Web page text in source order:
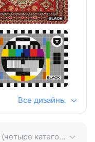
Все дизайны
Выберите повышенный кэшбэк (четыре категории)